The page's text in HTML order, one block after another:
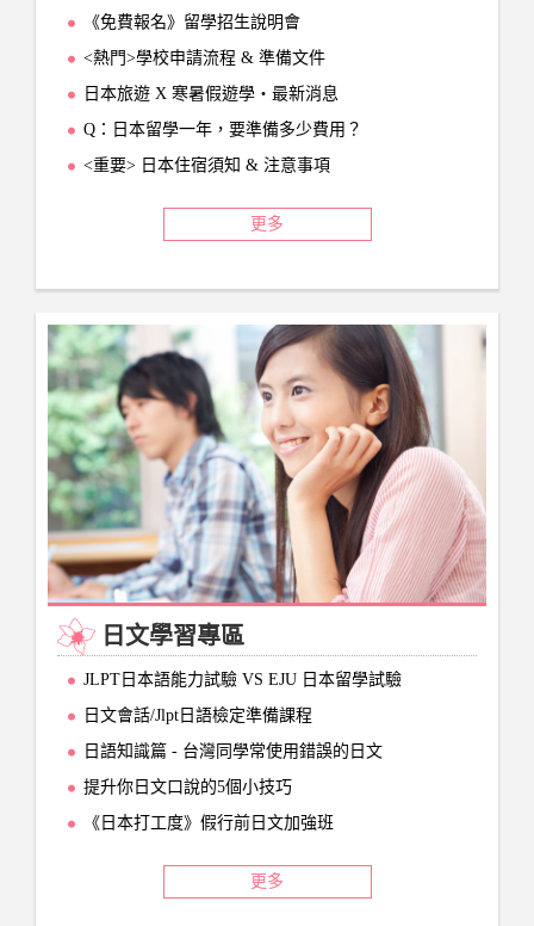
《免費報名》留學招生說明會
<熱門>學校申請流程 & 準備文件
日本旅遊 X 寒暑假遊學‧最新消息
Q：日本留學一年，要準備多少費用？
<重要> 日本住宿須知 & 注意事項
更多
日文學習專區
JLPT日本語能力試驗 VS EJU 日本留學試驗
日文會話/Jlpt日語檢定準備課程
日語知識篇 - 台灣同學常使用錯誤的日文
提升你日文口說的5個小技巧
《日本打工度》假行前日文加強班
更多